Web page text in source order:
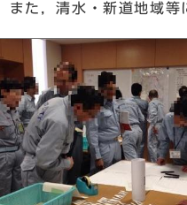
また，清水・新道地域等